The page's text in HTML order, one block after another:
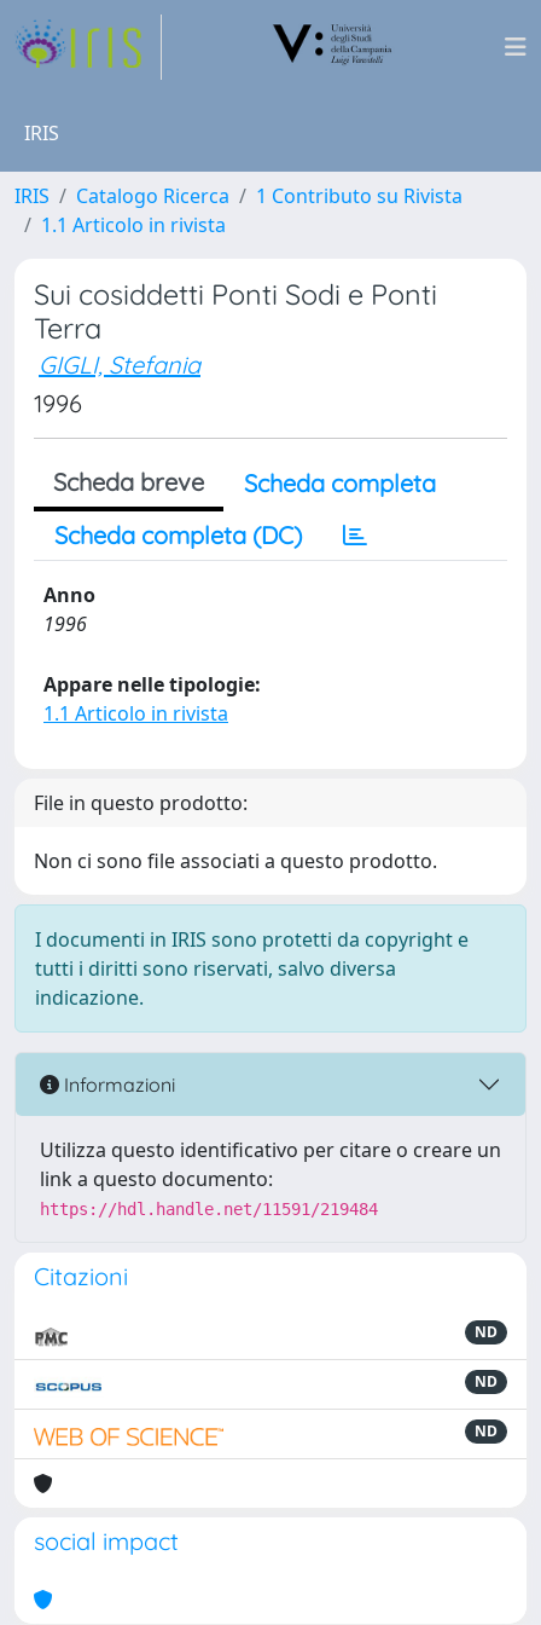
IRIS
IRIS Catalogo Ricerca
1 Contributo su Rivista
1.1 Articolo in rivista
Sui cosiddetti Ponti Sodi e Ponti
Terra
GIGLI, Stefania
1996
Scheda breve
Scheda completa
Scheda completa (DC)
Anno
1996
Appare nelle tipologie:
1.1 Articolo in rivista
File in questo prodotto:
Non ci sono file associati a questo prodotto.
I documenti in IRIS sono protetti da copyright e
tutti i diritti sono riservati, salvo diversa
indicazione.
Informazioni
Utilizza questo identificativo per citare o creare un
link a questo documento:
https://hdl.handle.net/11591/219484
Citazioni
ND
ND
ND
social impact